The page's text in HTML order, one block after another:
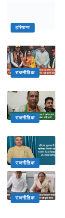
हरियाणा
राजनीतिक
राजनीतिक
राजनीतिक
राजनीतिक